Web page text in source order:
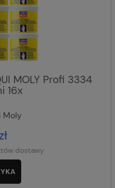
MOLY Profi 3334
16x
Moly
dostawy